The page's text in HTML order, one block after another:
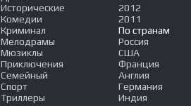
Исторические
Комедии
Криминал
Мелодрамы
Мюзиклы
Приключения
Семейный
Спорт
Триллеры
2012
2011
По странам
Россия
США
Франция
Англия
Германия
Индия